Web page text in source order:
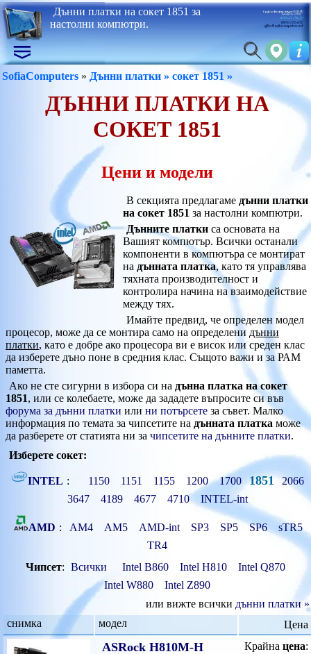
Дънни платки на сокет 1851 за
настолни компютри.
SofiaComputers » Дънни платки » сокет 1851 »
ДЪННИ ПЛАТКИ НА
СОКЕТ 1851
Цени и модели
В секцията предлагаме дънни платки
на сокет 1851 за настолни компютри.
Дънните платки са основата на
Вашият компютър. Всички останали
компоненти в компютъра се монтират
на дънната платка, като тя управлява
тяхната производителност и
контролира начина на взаимодействие
между тях.
Имайте предвид, че определен модел
процесор, може да се монтира само на определени дънни
платки, като е добре ако процесора ви е висок или среден клас
да изберете дъно поне в средния клас. Същото важи и за РАМ
паметта.
Ако не сте сигурни в избора си на дънна платка на сокет
1851, или се колебаете, може да зададете въпросите си във
форума за дънни платки или ни потърсете за съвет. Малко
информация по темата за чипсетите на дънната платка може
да разберете от статията ни за чипсетите на дънните платки.
Изберете сокет:
INTEL : 1150 1151 1155 1200 1700 1851
2066
3647
4189 4677 4710 INTEL-int
AMD : AM4 AM5 AMD-int SP3 SP5 SP6
sTR5
TR4
Чипсет: Всички Intel B860 Intel H810
Intel Q870
Intel W880
Intel Z890
или вижте всички дънни платки »
снимка
модел Цена
ASRock H810M-H Крайна цена: